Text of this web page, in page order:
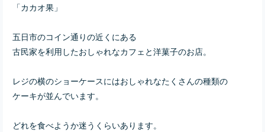
「カカオ果」
五日市のコイン通りの近くにある
古民家を利用したおしゃれなカフェと洋菓子のお店。
レジの横のショーケースにはおしゃれなたくさんの種類の
ケーキが並んでいます。
どれを食べようか迷うくらいあります。